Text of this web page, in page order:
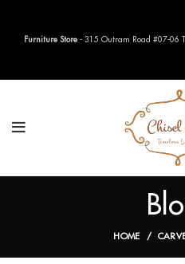
HOME
Furniture Store - 315 Outram Road #07-06